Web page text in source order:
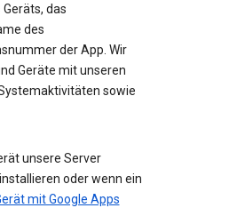
das
des
der App. Wir
Geräte mit unseren
sowie
unsere Server
oder wenn ein
mit Google Apps